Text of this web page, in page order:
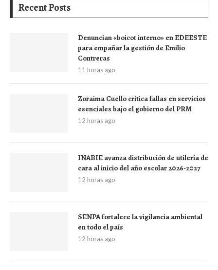
Recent Posts
Denuncian «boicot interno» en EDEESTE
para empañar la gestión de Emilio
Contreras
11 horas ago
Zoraima Cuello critica fallas en servicios
esenciales bajo el gobierno del PRM
12 horas ago
INABIE avanza distribución de utilería de
cara al inicio del año escolar 2026-2027
12 horas ago
SENPA fortalece la vigilancia ambiental
en todo el país
12 horas ago